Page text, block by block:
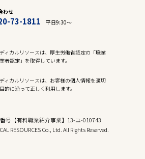
わせ
73-1811
平日9:30〜
ィカルリソースは、厚生労働省認定の「職業
者認定」を取得しています。
ィカルリソースは、お客様の個人情報を適切
的に沿って正しく利用します。
号【有料職業紹介事業】13-ユ-010743
RESOURCES Co., Ltd. All Rights Reserved.